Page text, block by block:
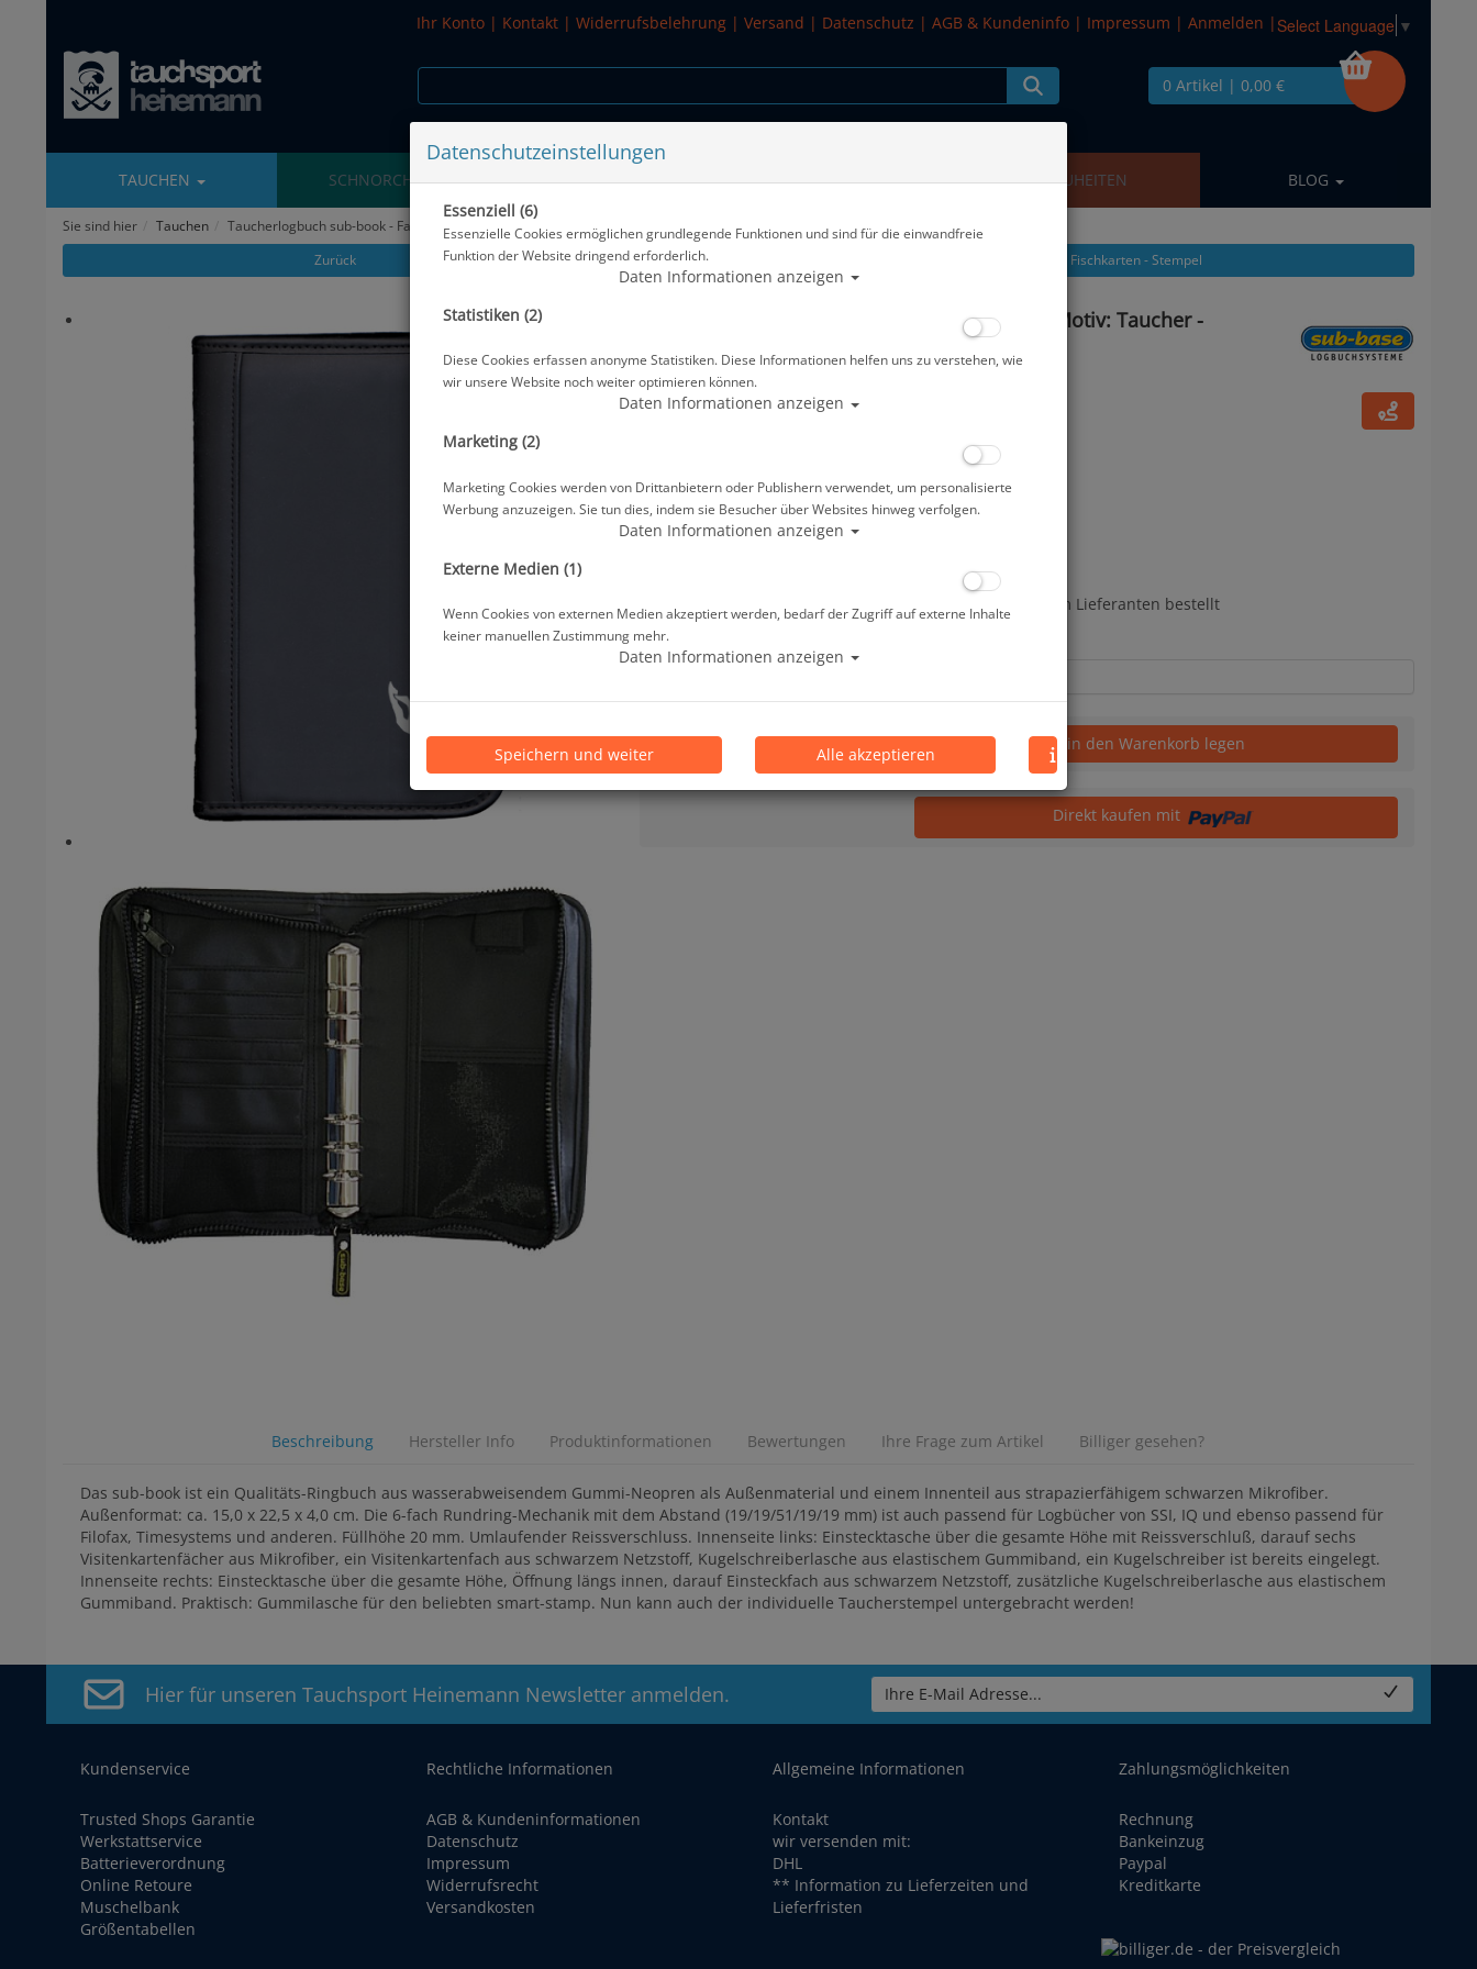
Ihr Konto | Kontakt | Widerrufsbelehrung | Versand | Datenschutz | AGB & Kundeninfo | Impressum | Anmelden | Select Language ▼
0 Artikel | 0,00 €
TAUCHEN SCHNORCHELN WASSERSPORT SALE NEUHEITEN BLOG
Sie sind hier Tauchen
Taucherlogbuch sub-book - Farbe: schwarz - Motiv: Taucher - ohne Einlage
Zurück
Alle Artikel zeigen aus: Logbücher - Fischkarten - Stempel
Taucherlogbuch sub-book - Farbe: schwarz - Motiv: Taucher -
Artikelnr.: base-253
34,95 €*
Lieferbar in 3-5 Werktagen, der Artikel ist bereits beim Lieferanten bestellt
Prämienpunkte: 35
Stk. in den Warenkorb legen
Direkt kaufen mit
Beschreibung Hersteller Info Produktinformationen Bewertungen Ihre Frage zum Artikel Billiger gesehen?
Das sub-book ist ein Qualitäts-Ringbuch aus wasserabweisendem Gummi-Neopren als Außenmaterial und einem Innenteil aus strapazierfähigem schwarzen Mikrofiber.
Außenformat: ca. 15,0 x 22,5 x 4,0 cm. Die 6-fach Rundring-Mechanik mit dem Abstand (19/19/51/19/19 mm) ist auch passend für Logbücher von SSI, IQ und ebenso passend für
Filofax, Timesystems und anderen. Füllhöhe 20 mm. Umlaufender Reissverschluss. Innenseite links: Einstecktasche über die gesamte Höhe mit Reissverschluß, darauf sechs
Visitenkartenfächer aus Mikrofiber, ein Visitenkartenfach aus schwarzem Netzstoff, Kugelschreiberlasche aus elastischem Gummiband, ein Kugelschreiber ist bereits eingelegt.
Innenseite rechts: Einstecktasche über die gesamte Höhe, Öffnung längs innen, darauf Einsteckfach aus schwarzem Netzstoff, zusätzliche Kugelschreiberlasche aus elastischem
Gummiband. Praktisch: Gummilasche für den beliebten smart-stamp. Nun kann auch der individuelle Taucherstempel untergebracht werden!
Hier für unseren Tauchsport Heinemann Newsletter anmelden. Ihre E-Mail Adresse...
Kundenservice
Trusted Shops Garantie
Werkstattservice
Batterieverordnung
Online Retoure
Muschelbank
Größentabellen
Rechtliche Informationen
AGB & Kundeninformationen
Datenschutz
Impressum
Widerrufsrecht
Versandkosten
Allgemeine Informationen
Kontakt
wir versenden mit:
DHL
** Information zu Lieferzeiten und
Lieferfristen
Zahlungsmöglichkeiten
Rechnung
Bankeinzug
Paypal
Kreditkarte
Datenschutzeinstellungen
Essenziell (6)
Essenzielle Cookies ermöglichen grundlegende Funktionen und sind für die einwandfreie
Funktion der Website dringend erforderlich.
Daten Informationen anzeigen
Statistiken (2)
Diese Cookies erfassen anonyme Statistiken. Diese Informationen helfen uns zu verstehen, wie
wir unsere Website noch weiter optimieren können.
Daten Informationen anzeigen
Marketing (2)
Marketing Cookies werden von Drittanbietern oder Publishern verwendet, um personalisierte
Werbung anzuzeigen. Sie tun dies, indem sie Besucher über Websites hinweg verfolgen.
Daten Informationen anzeigen
Externe Medien (1)
Wenn Cookies von externen Medien akzeptiert werden, bedarf der Zugriff auf externe Inhalte
keiner manuellen Zustimmung mehr.
Daten Informationen anzeigen
Speichern und weiter Alle akzeptieren